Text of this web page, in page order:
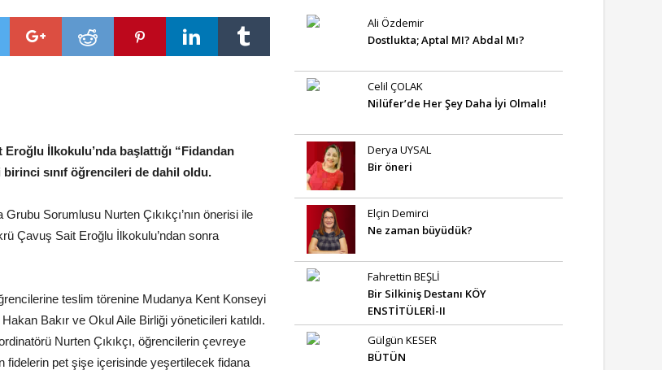
200
YEŞERTECEK
için
İlkokulu’nda başlattığı “Fidandan
sınıf öğrencileri de dahil oldu.
Sorumlusu Nurten Çıkıkçı’nın önerisi ile
Çavuş Sait Eroğlu İlkokulu’ndan sonra
teslim törenine Mudanya Kent Konseyi
Bakır ve Okul Aile Birliği yöneticileri katıldı.
Nurten Çıkıkçı, öğrencilerin çevreye
fidelerin pet şişe içerisinde yeşertilecek fidana
Ali Özdemir
Dostlukta; Aptal MI? Abdal Mı?
Celil ÇOLAK
Nilüfer’de Her Şey Daha İyi Olmalı!
Derya UYSAL
Bir öneri
Elçin Demirci
Ne zaman büyüdük?
Fahrettin BEŞLİ
Bir Silkiniş Destanı KÖY
ENSTİTÜLERİ-II
Gülgün KESER
BÜTÜN